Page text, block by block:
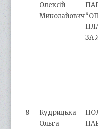
Олексій
Миколайович
ЗА
8
Кудрицька
Ольга